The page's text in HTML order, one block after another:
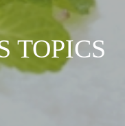
TOPICS